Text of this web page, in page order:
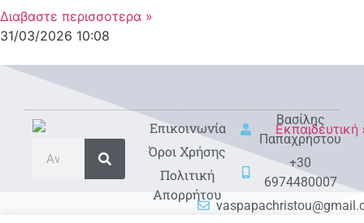
Διαβαστε περισσοτερα »
31/03/2026 10:08
Eπικοινωνία
Όροι Χρήσης
Πολιτική
Απορρήτου
Βασίλης
Παπαχρήστου
+30
6974480007